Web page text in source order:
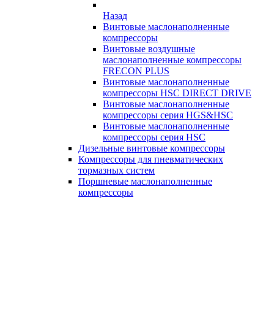
Назад
Винтовые маслонаполненные
компрессоры
Винтовые воздушные
маслонаполненные компрессоры
FRECON PLUS
Винтовые маслонаполненные
компрессоры HSC DIRECT DRIVE
Винтовые маслонаполненные
компрессоры серия HGS&HSC
Винтовые маслонаполненные
компрессоры серия HSC
Дизельные винтовые компрессоры
Компрессоры для пневматических
тормазных систем
Поршневые маслонаполненные
компрессоры